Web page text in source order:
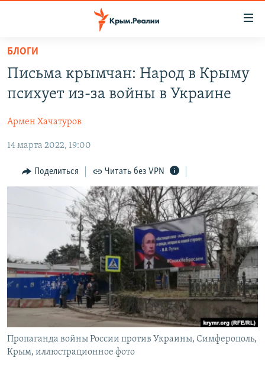
Вернуться
основному
содержанию
Вернутся
навигации
Вернутся
СПЕЦПРОЕКТЫ
КАРТА ВОЕННЫХ ОБЪЕКТОВ КРЫМА
11 ЛЕТ ОККУПАЦИИ КРЫМА. 11 ИСТОРИЙ СОПРОТИВЛЕНИЯ
ИСТОРИЯ
ЕЩЕ
ИНТЕРАКТИВ
ИНФОГРАФИКА
ТЕЛЕПРОЕКТ КРЫМ.РЕАЛИИ
СОВЕТЫ ПРАВОЗАЩИТНИКОВ
ПРОПАВШИЕ БЕЗ ВЕСТИ
ПОБЕДИТЕЛЕЙ НЕ СУДЯТ?
КРЫМ.НЕПОКОРЕННЫЙ
УКРАИНСКАЯ ПРОБЛЕМА КРЫМА
РАДІО СВОБОДА
КАК ОБОЙТИ БЛОКИРОВКУ
Українською
ПРИСОЕДИНЯЙТЕСЬ!
Все сайты RFE/RL
БЛОГИ
Письма крымчан: Народ в Крыму
психует из-за войны в Украине
Армен Хачатуров
14 марта 2022, 19:00
Поделиться Читать без VPN
Пропаганда войны России против Украины, Симферополь,
Крым, иллюстрационное фото